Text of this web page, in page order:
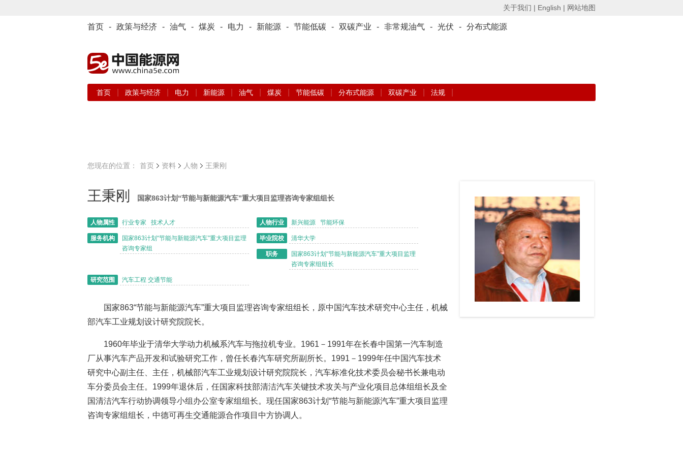
关于我们 | English | 网站地图
首页 - 政策与经济 - 油气 - 煤炭 - 电力 - 新能源 - 节能低碳 - 双碳产业 - 非常规油气 - 光伏 - 分布式能源
首页 政策与经济 电力 新能源 油气 煤炭 节能低碳 分布式能源 双碳产业 法规
您现在的位置： 首页 资料 人物 王秉刚
王秉刚 国家863计划“节能与新能源汽车”重大项目监理咨询专家组组长
人物属性 行业专家 技术人才 人物行业 新兴能源 节能环保
服务机构
国家863计划“节能与新能源汽车”重大项目监理
咨询专家组
毕业院校 清华大学
职务
国家863计划“节能与新能源汽车”重大项目监理
咨询专家组组长
研究范围 汽车工程 交通节能
国家863“节能与新能源汽车”重大项目监理咨询专家组组长，原中国汽车技术研究中心主任，机械
部汽车工业规划设计研究院院长。
1960年毕业于清华大学动力机械系汽车与拖拉机专业。1961－1991年在长春中国第一汽车制造
厂从事汽车产品开发和试验研究工作，曾任长春汽车研究所副所长。1991－1999年任中国汽车技术
研究中心副主任、主任，机械部汽车工业规划设计研究院院长，汽车标准化技术委员会秘书长兼电动
车分委员会主任。1999年退休后，任国家科技部清洁汽车关键技术攻关与产业化项目总体组组长及全
国清洁汽车行动协调领导小组办公室专家组组长。现任国家863计划“节能与新能源汽车”重大项目监理
咨询专家组组长，中德可再生交通能源合作项目中方协调人。